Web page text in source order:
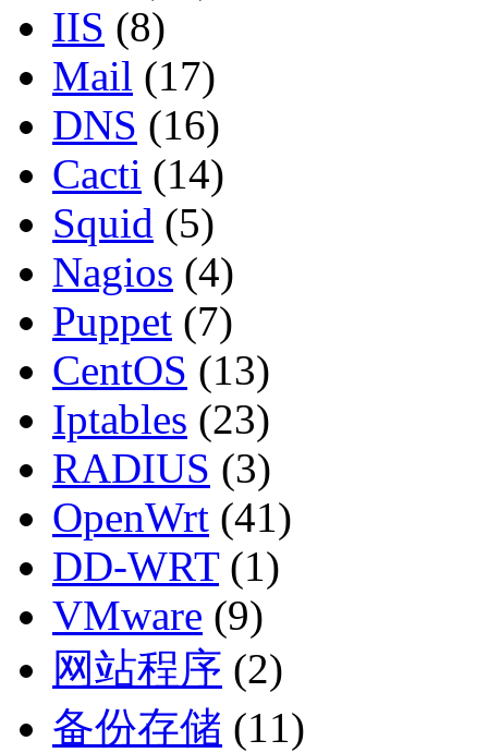
IIS (8)
Mail (17)
DNS (16)
Cacti (14)
Squid (5)
Nagios (4)
Puppet (7)
CentOS (13)
Iptables (23)
RADIUS (3)
OpenWrt (41)
DD-WRT(1)
VMware (9)
网站程序 (2)
备份存储 (11)